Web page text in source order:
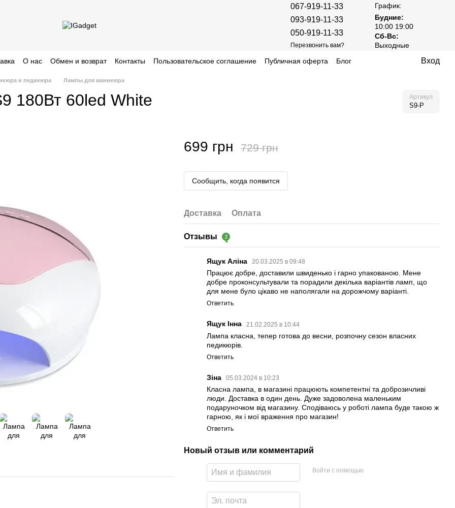
067-919-11-33
093-919-11-33
050-919-11-33
Перезвонить вам?
График:
Будние:
10:00 19:00
Сб-Вс:
Выходные
О нас Обмен и возврат Контакты Пользовательское соглашение Публичная оферта Блог Вход
и педикюра Лампы для маникюра
180Вт 60led White Артикул
S9-P
699 грн 729 грн
Сообщить, когда появится
Доставка Оплата
Отзывы 3
Ящук Аліна 20.03.2025 в 09:48
Працює добре, доставили швиденько і гарно упакованою. Мене
добре проконсультували та порадили декілька варіантів ламп, що
для мене було цікаво не наполягали на дорожчому варіанті.
Ответить
Ящук Інна 21.02.2025 в 10:44
Лампа класна, тепер готова до весни, розпочну сезон власних
педикюрів.
Ответить
Зіна 05.03.2024 в 10:23
Класна лампа, в магазині працюють компетентні та доброзичливі
люди. Доставка в один день. Дуже задоволена маленьким
подаруночком від магазину. Сподіваюсь у роботі лампа буде такою ж
гарною, як і мої враження про магазин!
Ответить
Новый отзыв или комментарий
Войти с помощью